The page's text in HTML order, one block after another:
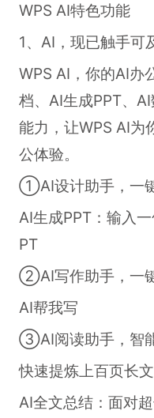
WPS AI特色功能
1、AI，现已触手可
WPS AI，你的AI办
档、AI生成PPT、
能力，让WPS AI为
公体验。
①AI设计助手，一
AI生成PPT：输入
PT
②AI写作助手，一
AI帮我写
③AI阅读助手，智
快速提炼上百页长
AI全文总结：面对